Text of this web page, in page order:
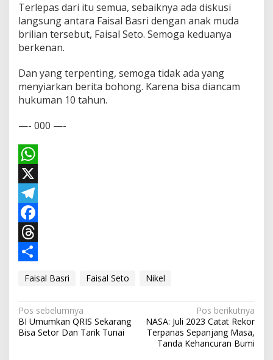
Terlepas dari itu semua, sebaiknya ada diskusi
langsung antara Faisal Basri dengan anak muda
brilian tersebut, Faisal Seto. Semoga keduanya
berkenan.
Dan yang terpenting, semoga tidak ada yang
menyiarkan berita bohong. Karena bisa diancam
hukuman 10 tahun.
—- 000 —-
W
h
a
s
p
X
T
e
r
a
F
a
b
o
T
e
a
a
r
Faisal Basri Faisal Seto Nikel
N
a
Pos sebelumnya
BI Umumkan QRIS Sekarang
Bisa Setor Dan Tarik Tunai
Pos berikutnya
NASA: Juli 2023 Catat Rekor
Terpanas Sepanjang Masa,
Tanda Kehancuran Bumi